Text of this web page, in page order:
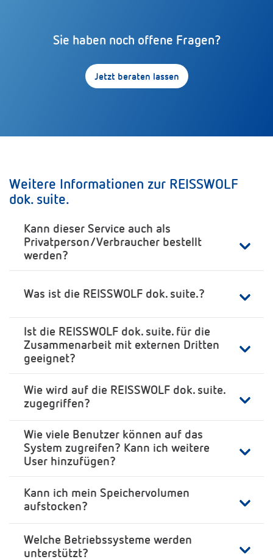
Sie haben noch offene Fragen?
Jetzt beraten lassen
Weitere Informationen zur REISSWOLF
dok. suite.
Kann dieser Service auch als
Privatperson/Verbraucher bestellt
werden?
Was ist die REISSWOLF dok. suite.?
Ist die REISSWOLF dok. suite. für die
Zusammenarbeit mit externen Dritten
geeignet?
Wie wird auf die REISSWOLF dok. suite.
zugegriffen?
Wie viele Benutzer können auf das
System zugreifen? Kann ich weitere
User hinzufügen?
Kann ich mein Speichervolumen
aufstocken?
Welche Betriebssysteme werden
unterstützt?